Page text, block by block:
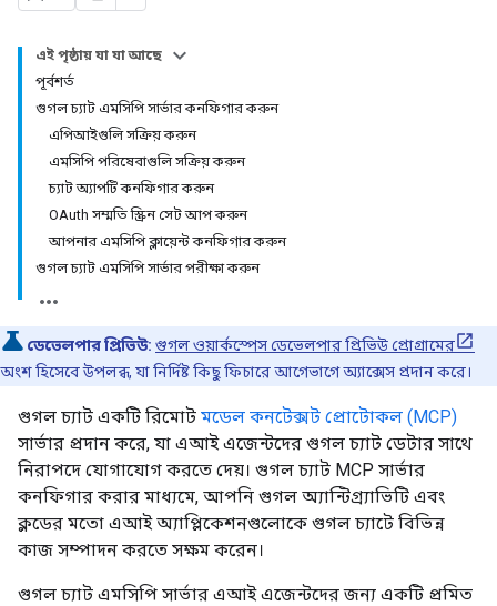
এই পৃষ্ঠায় যা যা আছে
পূর্বশর্ত
গুগল চ্যাট এমসিপি সার্ভার কনফিগার করুন
এপিআইগুলি সক্রিয় করুন
এমসিপি পরিষেবাগুলি সক্রিয় করুন
চ্যাট অ্যাপটি কনফিগার করুন
OAuth সম্মতি স্ক্রিন সেট আপ করুন
আপনার এমসিপি ক্লায়েন্ট কনফিগার করুন
গুগল চ্যাট এমসিপি সার্ভার পরীক্ষা করুন
ডেভেলপার প্রিভিউ: গুগল ওয়ার্কস্পেস ডেভেলপার প্রিভিউ প্রোগ্রামের
অংশ হিসেবে উপলব্ধ, যা নির্দিষ্ট কিছু ফিচারে আগেভাগে অ্যাক্সেস প্রদান করে।
গুগল চ্যাট একটি রিমোট মডেল কনটেক্সট প্রোটোকল (MCP)
সার্ভার প্রদান করে, যা এআই এজেন্টদের গুগল চ্যাট ডেটার সাথে
নিরাপদে যোগাযোগ করতে দেয়। গুগল চ্যাট MCP সার্ভার
কনফিগার করার মাধ্যমে, আপনি গুগল অ্যান্টিগ্র্যাভিটি এবং
ক্লডের মতো এআই অ্যাপ্লিকেশনগুলোকে গুগল চ্যাটে বিভিন্ন
কাজ সম্পাদন করতে সক্ষম করেন।
গুগল চ্যাট এমসিপি সার্ভার এআই এজেন্টদের জন্য একটি প্রমিত